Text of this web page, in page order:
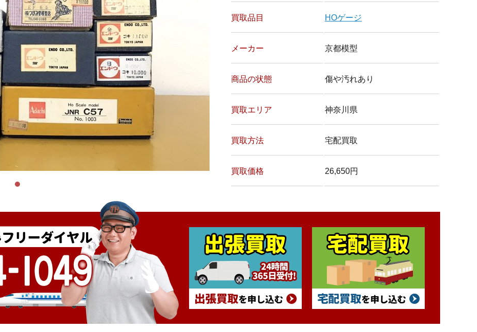
買取品目 HOゲージ
メーカー 京都模型
商品の状態 傷や汚れあり
買取エリア 神奈川県
買取方法 宅配買取
買取価格 26,650円